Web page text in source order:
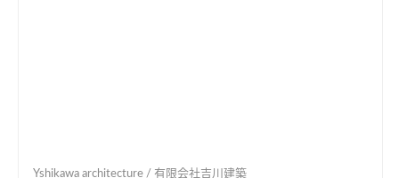
Yshikawa architecture / 有限会社吉川建築